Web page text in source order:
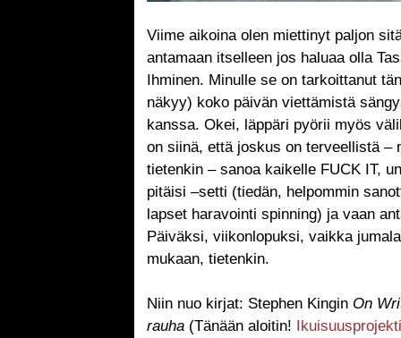
Viime aikoina olen miettinyt paljon
antamaan itselleen jos haluaa olla
Ihminen. Minulle se on tarkoittanut
näkyy) koko päivän viettämistä
kanssa. Okei, läppäri pyörii myös
on siinä, että joskus on terveellistä –
tietenkin – sanoa kaikelle FUCK IT,
pitäisi –setti (tiedän, helpommin
lapset haravointi spinning) ja vaan
Päiväksi, viikonlopuksi, vaikka
mukaan, tietenkin.
Niin nuo kirjat: Stephen Kingin On
rauha (Tänään aloitin! Ikuisuusprojekti